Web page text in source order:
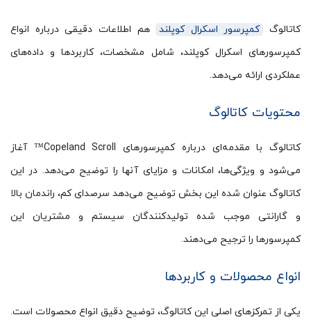
کاتالوگ کمپرسور اسکرال کوپلند
هم اطلاعات دقیقی درباره انواع
کمپرسورهای اسکرال کوپلند، شامل مشخصات، کاربردها و داده‌های
عملکردی ارائه می‌دهد.
محتویات کاتالوگ
کاتالوگ با مقدمه‌ای درباره کمپرسورهای Copeland Scroll™ آغاز
می‌شود و ویژگی‌ها، امکانات و مزایای آنها را توضیح می‌دهد. در این
کاتالوگ عنوان شده این بخش توضیح می‌دهد سرصدای کم، راندمان بالا
و گارانتی موجب شده تولیدکنندگان سیستم و مشتریان این
کمپرسورها را ترجیح می‌دهند.
انواع محصولات و کاربردها
یکی از تمرکزهای اصلی این کاتالوگ، توضیح دقیق انواع محصولات است.